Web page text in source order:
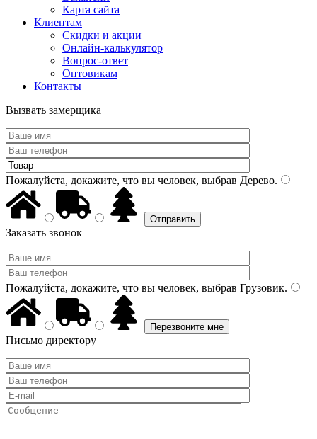
Карта сайта
Клиентам
Скидки и акции
Онлайн-калькулятор
Вопрос-ответ
Оптовикам
Контакты
Вызвать замерщика
Пожалуйста, докажите, что вы человек, выбрав Дерево.
Заказать звонок
Пожалуйста, докажите, что вы человек, выбрав Грузовик.
Письмо директору